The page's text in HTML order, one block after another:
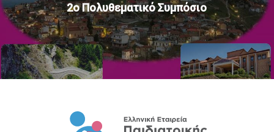
2ο Πολυθεματικό Συμπόσιο